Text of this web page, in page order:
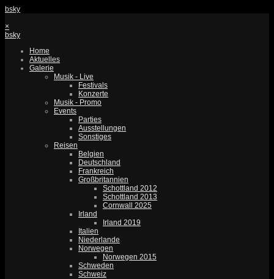
bsky
×
bsky
Home
Aktuelles
Galerie
Musik - Live
Festivals
Konzerte
Musik - Promo
Events
Parties
Ausstellungen
Sonstiges
Reisen
Belgien
Deutschland
Frankreich
Großbritannien
Schottland 2012
Schottland 2013
Cornwall 2025
Irland
Irland 2019
Italien
Niederlande
Norwegen
Norwegen 2015
Schweden
Schweiz